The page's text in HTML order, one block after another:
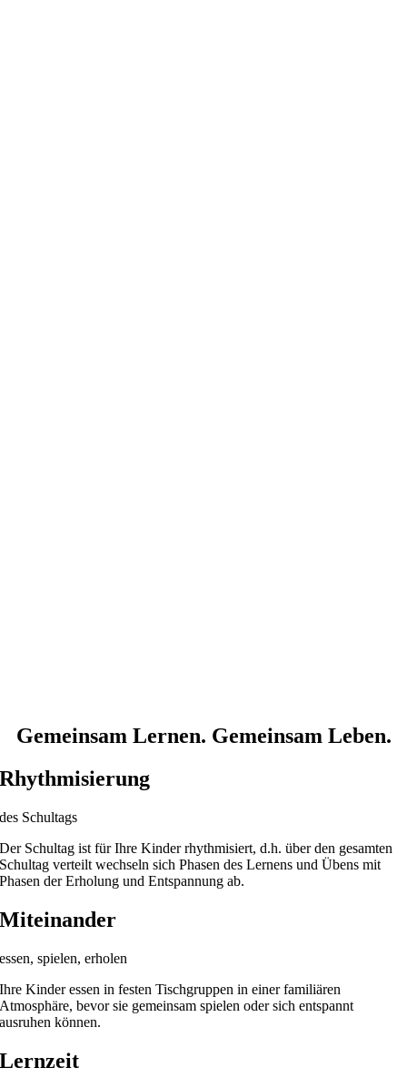
Gemeinsam Lernen. Gemeinsam Leben.
Rhythmisierung
des Schultags
Der Schultag ist für Ihre Kinder rhythmisiert, d.h. über den gesamten
Schultag verteilt wechseln sich Phasen des Lernens und Übens mit
Phasen der Erholung und Entspannung ab.
Miteinander
essen, spielen, erholen
Ihre Kinder essen in festen Tischgruppen in einer familiären
Atmosphäre, bevor sie gemeinsam spielen oder sich entspannt
ausruhen können.
Lernzeit